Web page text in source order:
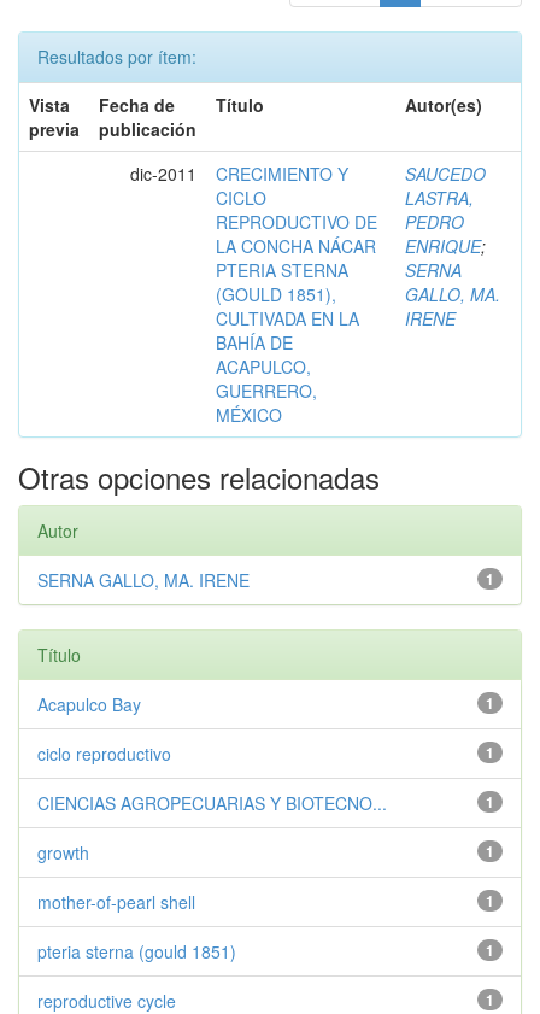
Resultados por ítem:
Vista
previa
Fecha de
publicación
Título Autor(es)
dic-2011
CRECIMIENTO Y
CICLO
REPRODUCTIVO DE
LA CONCHA NÁCAR
PTERIA STERNA
(GOULD 1851),
CULTIVADA EN LA
BAHÍA DE
ACAPULCO,
GUERRERO,
MÉXICO
SAUCEDO
LASTRA,
PEDRO
ENRIQUE;
SERNA
GALLO, MA.
IRENE
Otras opciones relacionadas
Autor
1
SERNA GALLO, MA. IRENE
Título
1
Acapulco Bay
1
ciclo reproductivo
1
CIENCIAS AGROPECUARIAS Y BIOTECNO...
1
growth
1
mother-of-pearl shell
1
pteria sterna (gould 1851)
1
reproductive cycle